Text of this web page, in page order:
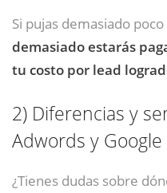
Si pujas demasiado
demasiado estarás
tu costo por lead
2) Diferencias y
Adwords y
¿Tienes dudas sobre